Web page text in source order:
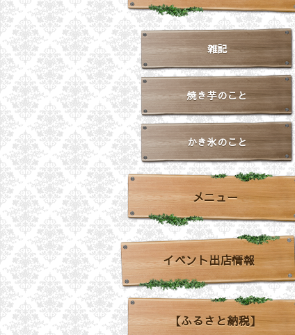
雑記
焼き芋のこと
かき氷のこと
メニュー
イベント出店情報
【ふるさと納税】